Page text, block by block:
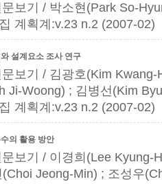
보기
/ 박소현(Park So-
계획계:v.23 n.2 (2007-02)
설계요소 조사 연구
보기
/ 김광호(Kim Kwang-
Ji-Woong) ; 김병선(Kim
계획계:v.23 n.2 (2007-02)
의 활용 방안
보기
/ 이경희(Lee Kyung-
Jeong-Min) ; 조성우